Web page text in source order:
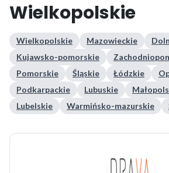
Wielkopolskie
Wielkopolskie Mazowieckie
Kujawsko-pomorskie
Pomorskie
Śląskie Łódzkie
Podkarpackie
Lubuskie
Lubelskie
Warmińsko-mazurskie